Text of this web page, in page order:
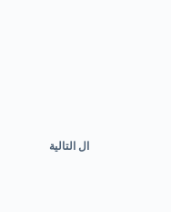
ال التالية